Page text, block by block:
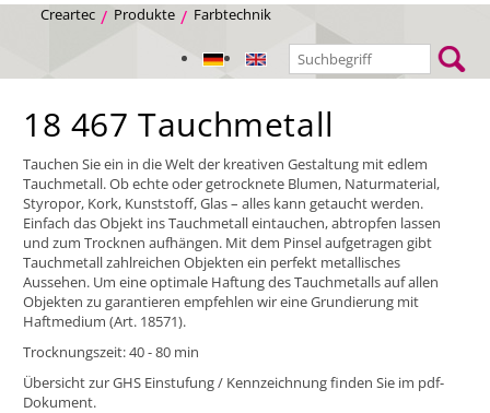
Creartec Produkte Farbtechnik
18 467 Tauchmetall
Tauchen Sie ein in die Welt der kreativen Gestaltung mit edlem
Tauchmetall. Ob echte oder getrocknete Blumen, Naturmaterial,
Styropor, Kork, Kunststoff, Glas – alles kann getaucht werden.
Einfach das Objekt ins Tauchmetall eintauchen, abtropfen lassen
und zum Trocknen aufhängen. Mit dem Pinsel aufgetragen gibt
Tauchmetall zahlreichen Objekten ein perfekt metallisches
Aussehen. Um eine optimale Haftung des Tauchmetalls auf allen
Objekten zu garantieren empfehlen wir eine Grundierung mit
Haftmedium (Art. 18571).
Trocknungszeit: 40 - 80 min
Übersicht zur GHS Einstufung / Kennzeichnung finden Sie im pdf-
Dokument.